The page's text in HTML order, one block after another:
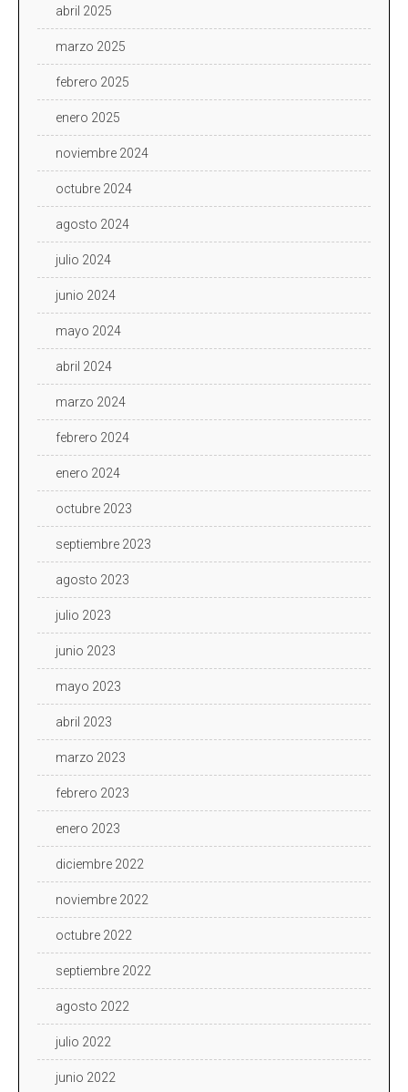
abril 2025
marzo 2025
febrero 2025
enero 2025
noviembre 2024
octubre 2024
agosto 2024
julio 2024
junio 2024
mayo 2024
abril 2024
marzo 2024
febrero 2024
enero 2024
octubre 2023
septiembre 2023
agosto 2023
julio 2023
junio 2023
mayo 2023
abril 2023
marzo 2023
febrero 2023
enero 2023
diciembre 2022
noviembre 2022
octubre 2022
septiembre 2022
agosto 2022
julio 2022
junio 2022